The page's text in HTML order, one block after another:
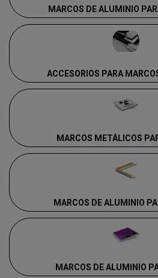
MARCOS DE ALUMINIO
ACCESORIOS PARA
MARCOS METÁLICOS
MARCOS DE ALUMINIO
MARCOS DE ALUMINIO